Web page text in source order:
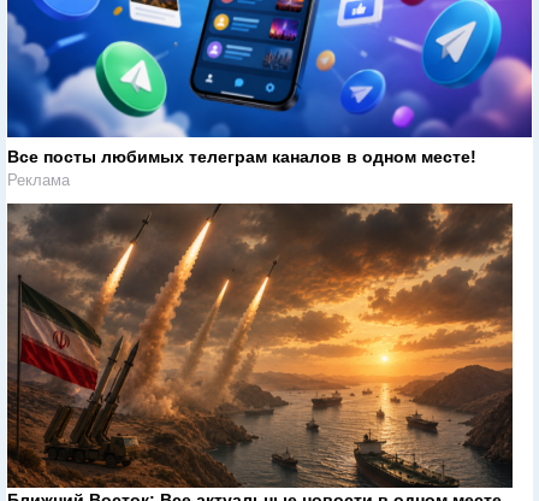
Все посты любимых телеграм каналов в одном месте!
Реклама